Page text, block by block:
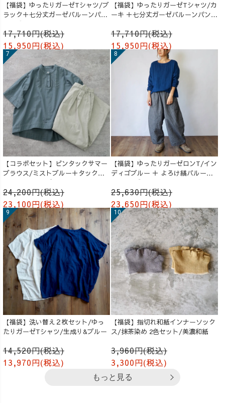
【福袋】ゆったりガーゼTシャツ/ブ
ラック＋七分丈ガーゼバルーンパン
ツ /ブルー
17,710円(税込)
15,950円(税込)
【福袋】ゆったりガーゼTシャツ/カ
ーキ ＋七分丈ガーゼバルーンパンツ
17,710円(税込)
15,950円(税込)
【コラボセット】ピンタックサマー
ブラウス/ミストブルー＋タックバ
ルーンパンツ/グレージュ
24,200円(税込)
23,100円(税込)
【福袋】ゆったりガーゼロンT/イン
ディゴブルー ＋ よろけ縞バルーン
パンツ/グレー
25,630円(税込)
23,650円(税込)
【福袋】洗い替え２枚セット/ゆっ
たりガーゼTシャツ/生成り&ブルー
14,520円(税込)
13,970円(税込)
【福袋】指切れ和紙インナーソック
ス/抹茶染め 2色セット/美濃和紙
3,960円(税込)
3,300円(税込)
もっと見る